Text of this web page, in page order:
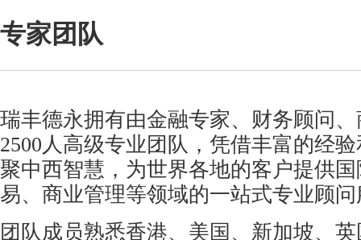
专家团队
瑞丰德永拥有由金融专家、财务顾问
2500人高级专业团队，凭借丰富的经
聚中西智慧，为世界各地的客户提供
易、商业管理等领域的一站式专业顾
团队成员熟悉香港、美国、新加坡、